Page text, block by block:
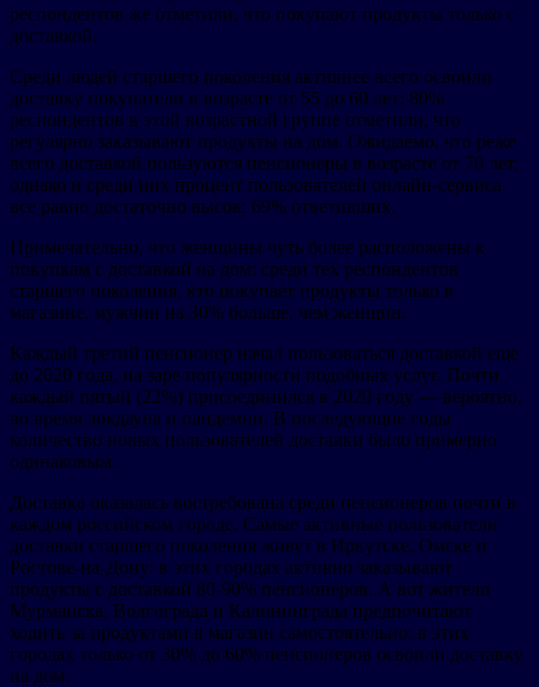
респондентов же отметили, что покупают продукты только с
доставкой.
Среди людей старшего поколения активнее всего освоили
доставку покупатели в возрасте от 55 до 60 лет: 80%
респондентов в этой возрастной группе отметили, что
регулярно заказывают продукты на дом. Ожидаемо, что реже
всего доставкой пользуются пенсионеры в возрасте от 70 лет,
однако и среди них процент пользователей онлайн-сервиса
все равно достаточно высок: 69% ответивших.
Примечательно, что женщины чуть более расположены к
покупкам с доставкой на дом: среди тех респондентов
старшего поколения, кто покупает продукты только в
магазине, мужчин на 30% больше, чем женщин.
Каждый третий пенсионер начал пользоваться доставкой еще
до 2020 года, на заре популярности подобных услуг. Почти
каждый пятый (22%) присоединился в 2020 году — вероятно,
во время локдауна и пандемии. В последующие годы
количество новых пользователей доставки было примерно
одинаковым.
Доставка оказалась востребована среди пенсионеров почти в
каждом российском городе. Самые активные пользователи
доставки старшего поколения живут в Иркутске, Омске и
Ростове-на-Дону: в этих городах активно заказывают
продукты с доставкой 80-90% пенсионеров. А вот жители
Мурманска, Волгограда и Калининграда предпочитают
ходить за продуктами в магазин самостоятельно: в этих
городах только от 30% до 60% пенсионеров освоили доставку
на дом.